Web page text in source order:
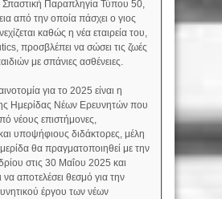
Σπαστική Παραπληγία Τύπου 50,
από την οποία πάσχει ο γιος
καθώς η νέα εταιρεία του,
προσβλέπει να σώσει τις ζωές
με σπάνιες ασθένειες.
για το 2025 είναι η
Ημερίδας Νέων Ερευνητών που
νέους επιστήμονες,
υποψήφιους διδάκτορες, μέλη
θα πραγματοποιηθεί με την
στις 30 Μαΐου 2025 και
να αποτελέσει θεσμό για την
έργου των νέων